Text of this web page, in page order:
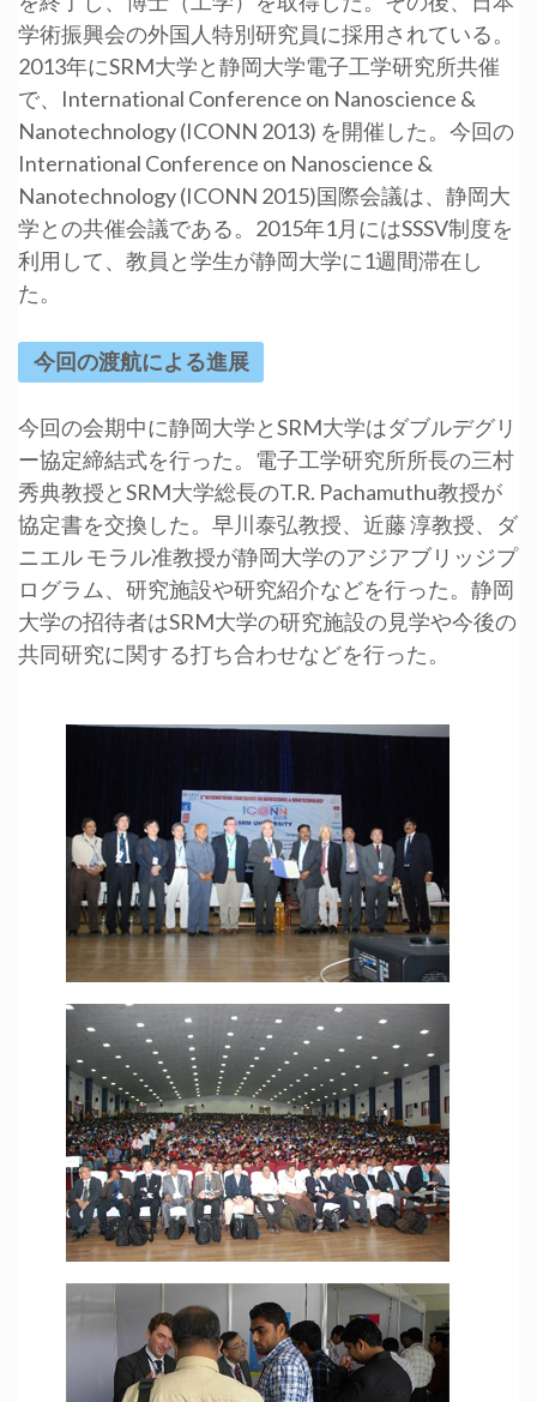
学術振興会の外国人特別研究員に採用されている。
2013年にSRM大学と静岡大学電子工学研究所共催
で、International Conference on Nanoscience &
Nanotechnology (ICONN 2013) を開催した。今回の
International Conference on Nanoscience &
Nanotechnology (ICONN 2015)国際会議は、静岡大
学との共催会議である。2015年1月にはSSSV制度を
利用して、教員と学生が静岡大学に1週間滞在し
た。
今回の渡航による進展
今回の会期中に静岡大学とSRM大学はダブルデグリ
ー協定締結式を行った。電子工学研究所所長の三村
秀典教授とSRM大学総長のT.R. Pachamuthu教授が
協定書を交換した。早川泰弘教授、近藤 淳教授、ダ
ニエル モラル准教授が静岡大学のアジアブリッジプ
ログラム、研究施設や研究紹介などを行った。静岡
大学の招待者はSRM大学の研究施設の見学や今後の
共同研究に関する打ち合わせなどを行った。